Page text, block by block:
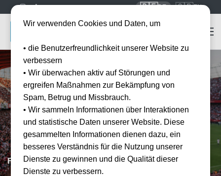
🇩🇪DE 🇬🇧EN
FC Sevilla vs Racing Santander
Wir verwenden Cookies und Daten, um
• die Benutzerfreundlichkeit unserer Website zu
verbessern
• Wir überwachen aktiv auf Störungen und
ergreifen Maßnahmen zur Bekämpfung von
Spam, Betrug und Missbrauch.
• Wir sammeln Informationen über Interaktionen
und statistische Daten unserer Website. Diese
gesammelten Informationen dienen dazu, ein
besseres Verständnis für die Nutzung unserer
Dienste zu gewinnen und die Qualität dieser
Dienste zu verbessern.